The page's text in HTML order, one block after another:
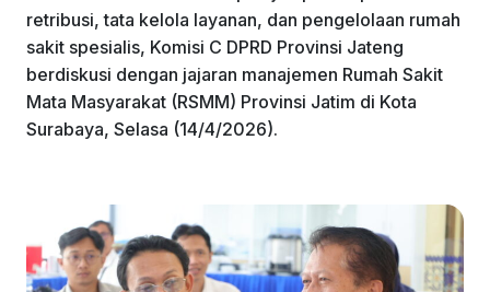
retribusi, tata kelola layanan, dan pengelolaan rumah
sakit spesialis, Komisi C DPRD Provinsi Jateng
berdiskusi dengan jajaran manajemen Rumah Sakit
Mata Masyarakat (RSMM) Provinsi Jatim di Kota
Surabaya, Selasa (14/4/2026).